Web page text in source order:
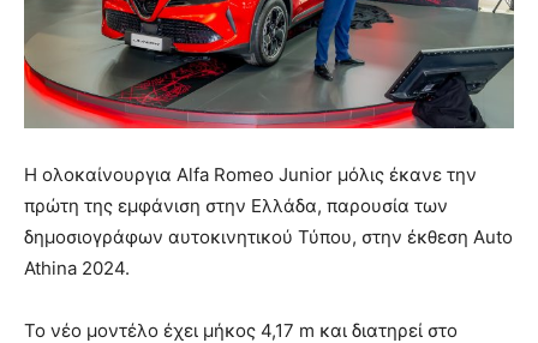
Η ολοκαίνουργια Alfa Romeo Junior μόλις έκανε την
πρώτη της εμφάνιση στην Ελλάδα, παρουσία των
δημοσιογράφων αυτοκινητικού Τύπου, στην έκθεση Auto
Athina 2024.
Το νέο μοντέλο έχει μήκος 4,17 m και διατηρεί στο